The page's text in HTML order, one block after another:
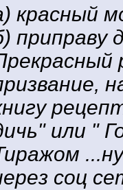
красный
приправу
или "
соц